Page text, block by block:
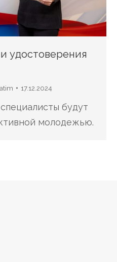
удостоверения
17.12.2024
будут
молодежью.